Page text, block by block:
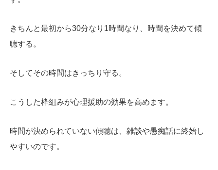
きちんと最初から30分なり1時間なり、時間を決めて傾
聴する。
そしてその時間はきっちり守る。
こうした枠組みが心理援助の効果を高めます。
時間が決められていない傾聴は、雑談や愚痴話に終始し
やすいのです。